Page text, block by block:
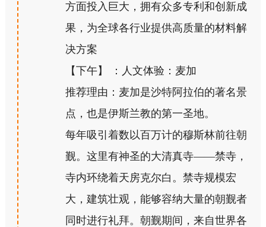
方面投入巨大，拥有众多专利和创新成
果，为全球各行业提供高质量的材料解
决方案
【下午】 ：人文体验：麦加
推荐理由：麦加是沙特阿拉伯的著名景
点，也是伊斯兰教的第一圣地。
每年吸引着数以百万计的穆斯林前往朝
觐。这里有神圣的大清真寺——禁寺，
寺内环绕着天房克尔白。禁寺规模宏
大，建筑壮观，能够容纳大量的朝觐者
同时进行礼拜。朝觐期间，来自世界各